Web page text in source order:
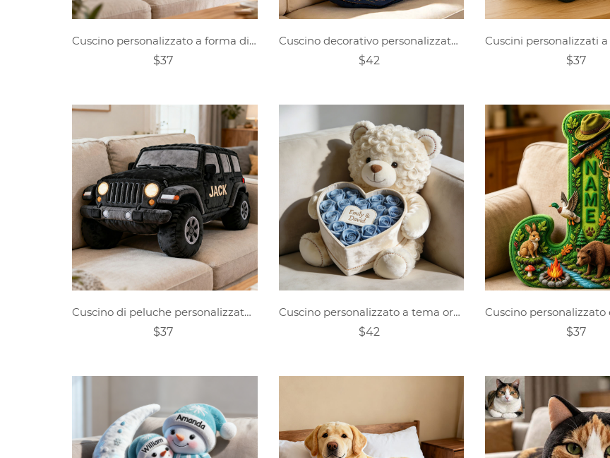
Cuscino personalizzato a forma di elicottero
$37
Cuscino decorativo personalizzato a forma di ancora
$42
$37
Cuscino di peluche personalizzato a tema jeep fuoristrada
$37
Cuscino personalizzato a tema orsetto rosa per San Valentino
$42
$37